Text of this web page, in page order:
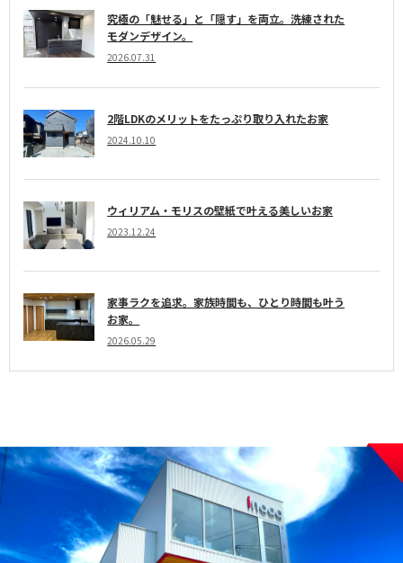
究極の「魅せる」と「隠す」を両立。洗練された
モダンデザイン。
2026.07.31
2階LDKのメリットをたっぷり取り入れたお家
2024.10.10
ウィリアム・モリスの壁紙で叶える美しいお家
2023.12.24
家事ラクを追求。家族時間も、ひとり時間も叶う
お家。
2026.05.29